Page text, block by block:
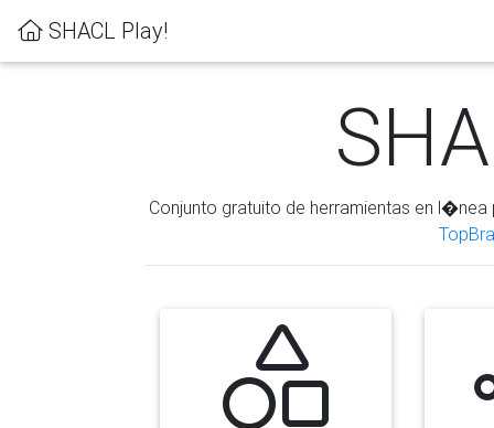
SHACL Play!
Conjunto gratuito de herramientas en